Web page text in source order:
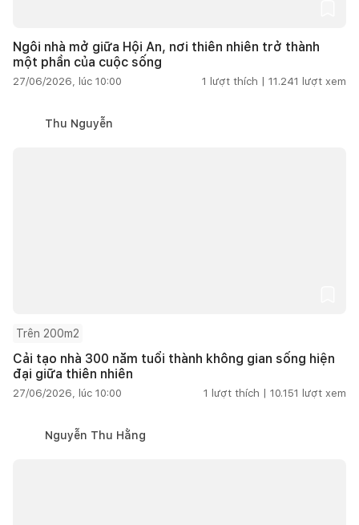
Ngôi nhà mở giữa Hội An, nơi thiên nhiên trở thành
một phần của cuộc sống
27/06/2026, lúc 10:00 1 lượt thích | 11.241 lượt xem
Thu Nguyễn
Trên 200m2
Cải tạo nhà 300 năm tuổi thành không gian sống hiện
đại giữa thiên nhiên
27/06/2026, lúc 10:00 1 lượt thích | 10.151 lượt xem
Nguyễn Thu Hằng